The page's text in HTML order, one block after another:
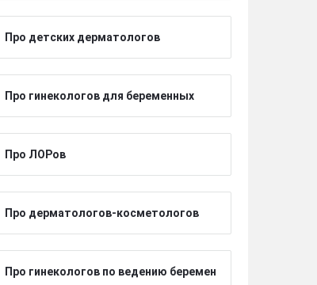
Про детских дерматологов
Про гинекологов для беременных
Про ЛОРов
Про дерматологов-косметологов
Про гинекологов по ведению беремен